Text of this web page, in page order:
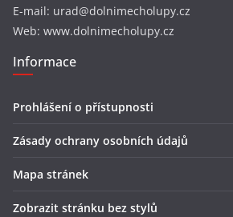
E-mail: urad@dolnimecholupy.cz
Web: www.dolnimecholupy.cz
Informace
Prohlášení o přístupnosti
Zásady ochrany osobních údajů
Mapa stránek
Zobrazit stránku bez stylů